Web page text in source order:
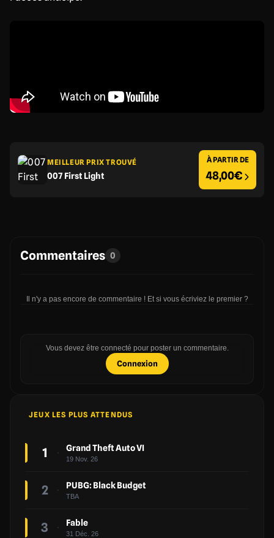
MEILLEUR PRIX TROUVÉ
007 First Light
À PARTIR DE
48,00€
Commentaires 0
Il n'y a pas encore de commentaire ! Et si vous écriviez le premier ?
Vous devez être connecté pour poster un commentaire.
Connexion
JEUX LES PLUS ATTENDUS
1 Grand Theft Auto VI
19 Nov. 26
2 PUBG: Black Budget
TBA
3 Fable
31 Déc. 26